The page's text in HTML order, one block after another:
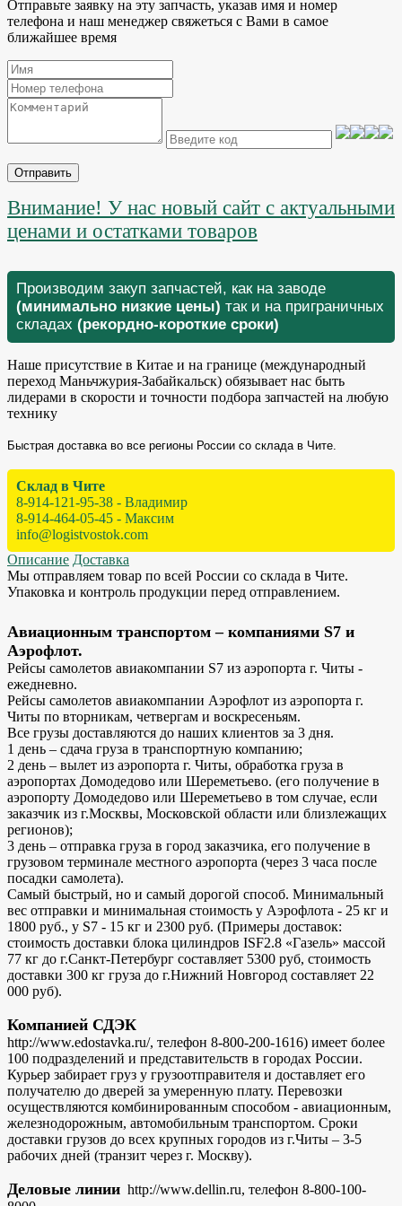
Отправьте заявку на эту запчасть, указав имя и номер
телефона и наш менеджер свяжеться с Вами в самое
ближайшее время
Отправить
Внимание! У нас новый сайт с актуальными
ценами и остатками товаров
Производим закуп запчастей, как на заводе
(минимально низкие цены) так и на приграничных
складах (рекордно-короткие сроки)
Наше присутствие в Китае и на границе (международный
переход Маньчжурия-Забайкальск) обязывает нас быть
лидерами в скорости и точности подбора запчастей на любую
технику
Быстрая доставка во все регионы России со склада в Чите.
Склад в Чите
8-914-121-95-38 - Владимир
8-914-464-05-45 - Максим
info@logistvostok.com
Описание Доставка
Мы отправляем товар по всей России со склада в Чите.
Упаковка и контроль продукции перед отправлением.
Авиационным транспортом – компаниями S7 и
Аэрофлот.
Рейсы самолетов авиакомпании S7 из аэропорта г. Читы -
ежедневно.
Рейсы самолетов авиакомпании Аэрофлот из аэропорта г.
Читы по вторникам, четвергам и воскресеньям.
Все грузы доставляются до наших клиентов за 3 дня.
1 день – сдача груза в транспортную компанию;
2 день – вылет из аэропорта г. Читы, обработка груза в
аэропортах Домодедово или Шереметьево. (его получение в
аэропорту Домодедово или Шереметьево в том случае, если
заказчик из г.Москвы, Московской области или близлежащих
регионов);
3 день – отправка груза в город заказчика, его получение в
грузовом терминале местного аэропорта (через 3 часа после
посадки самолета).
Самый быстрый, но и самый дорогой способ. Минимальный
вес отправки и минимальная стоимость у Аэрофлота - 25 кг и
1800 руб., у S7 - 15 кг и 2300 руб. (Примеры доставок:
стоимость доставки блока цилиндров ISF2.8 «Газель» массой
77 кг до г.Санкт-Петербург составляет 5300 руб, стоимость
доставки 300 кг груза до г.Нижний Новгород составляет 22
000 руб).
Компанией СДЭК
http://www.edostavka.ru/, телефон 8-800-200-1616) имеет более
100 подразделений и представительств в городах России.
Курьер забирает груз у грузоотправителя и доставляет его
получателю до дверей за умеренную плату. Перевозки
осуществляются комбинированным способом - авиационным,
железнодорожным, автомобильным транспортом. Сроки
доставки грузов до всех крупных городов из г.Читы – 3-5
рабочих дней (транзит через г. Москву).
Деловые линии http://www.dellin.ru, телефон 8-800-100-